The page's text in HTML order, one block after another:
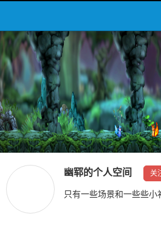
幽郓的个人空间 关
只有一些场景和一些些小